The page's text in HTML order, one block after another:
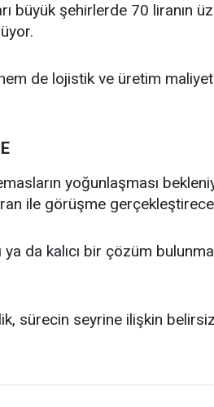
büyük şehirlerde 70 liranın
de lojistik ve üretim
yoğunlaşması
ile görüşme
da kalıcı bir çözüm
sürecin seyrine ilişkin